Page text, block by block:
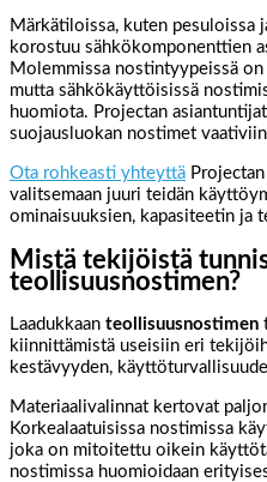
Märkätiloissa, kuten pesuloissa
korostuu sähkökomponenttien
Molemmissa nostintyypeissä
mutta sähkökäyttöisissä
huomiota. Projectan
suojausluokan nostimet
Ota rohkeasti yhteyttä
valitsemaan juuri teidän
ominaisuuksien, kapasiteetin ja
Mistä tekijöistä
teollisuusnostimen?
Laadukkaan teollisuusnostimen
kiinnittämistä useisiin eri
kestävyyden,
Materiaalivalinnat kertovat
Korkealaatuisissa nostimissa
joka on mitoitettu oikein
nostimissa huomioidaan